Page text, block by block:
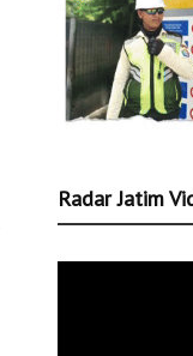
Radar Jatim